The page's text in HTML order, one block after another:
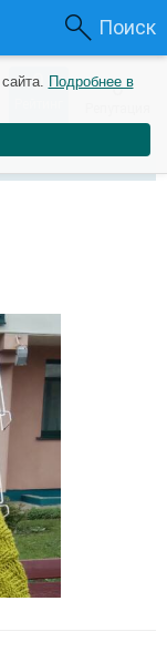
Поиск
0 0
Подробнее в